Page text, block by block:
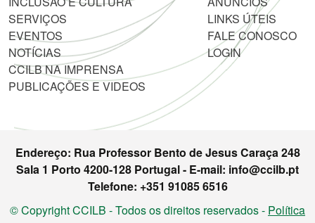
SERVIÇOS
EVENTOS
NOTÍCIAS
CCILB NA IMPRENSA
PUBLICAÇÕES E VIDEOS
LINKS ÚTEIS
FALE CONOSCO
LOGIN
Endereço: Rua Professor Bento de Jesus Caraça 248
Sala 1 Porto 4200-128 Portugal - E-mail: info@ccilb.pt
Telefone: +351 91085 6516
© Copyright CCILB - Todos os direitos reservados - Política